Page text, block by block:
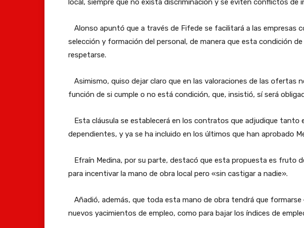
local, siempre que no exista discriminación y se eviten conflictos de
Alonso apuntó que a través de Fifede se facilitará a las empresas
selección y formación del personal, de manera que esta condición
respetarse.
Asimismo, quiso dejar claro que en las valoraciones de las ofertas
función de si cumple o no está condición, que, insistió, sí será
Esta cláusula se establecerá en los contratos que adjudique tanto
dependientes, y ya se ha incluido en los últimos que han aprobado
Efraín Medina, por su parte, destacó que esta propuesta es fruto
para incentivar la mano de obra local pero «sin castigar a nadie».
Añadió, además, que toda esta mano de obra tendrá que
nuevos yacimientos de empleo, como para bajar los índices de